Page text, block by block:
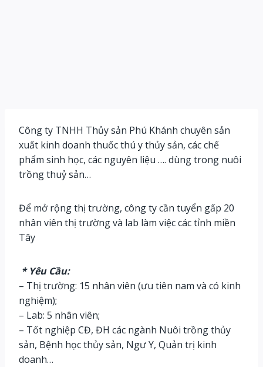
Công ty TNHH Thủy sản Phú Khánh chuyên sản
xuất kinh doanh thuốc thú y thủy sản, các chế
phẩm sinh học, các nguyên liệu …. dùng trong nuôi
trồng thuỷ sản…
Để mở rộng thị trường, công ty cần tuyển gấp 20
nhân viên thị trường và lab làm việc các tỉnh miền
Tây
* Yêu Cầu:
– Thị trường: 15 nhân viên (ưu tiên nam và có kinh
nghiệm);
– Lab: 5 nhân viên;
– Tốt nghiệp CĐ, ĐH các ngành Nuôi trồng thủy
sản, Bệnh học thủy sản, Ngư Y, Quản trị kinh
doanh…